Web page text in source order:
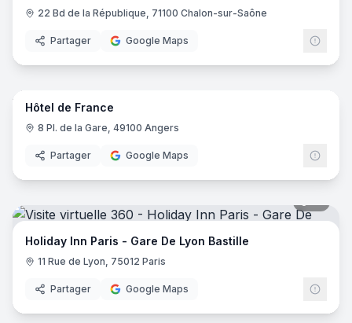
22 Bd de la République, 71100 Chalon-sur-Saône
Partager Google Maps
8
Hôtel de France
8 Pl. de la Gare, 49100 Angers
Partager Google Maps
Holiday Inn Paris - Gare De Lyon Bastille
11 Rue de Lyon, 75012 Paris
Partager Google Maps
24